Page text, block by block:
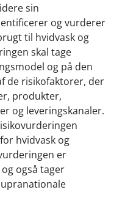
sin
og vurderer
til hvidvask og
skal tage
og på den
de risikofaktorer, der
produkter,
og leveringskanaler.
hvidvask og
er
også tager